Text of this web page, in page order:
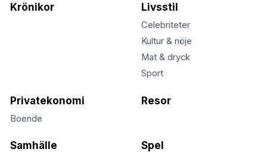
Krönikor Livsstil
Celebriteter
Kultur & nöje
Mat & dryck
Sport
Privatekonomi
Boende
Resor
Samhälle Spel